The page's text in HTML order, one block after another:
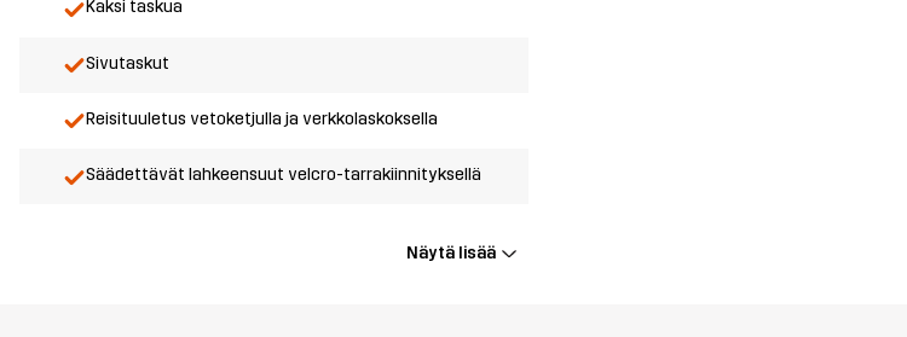
Kaksi taskua
Sivutaskut
Reisituuletus vetoketjulla ja verkkolaskoksella
Säädettävät lahkeensuut velcro-tarrakiinnityksellä
Näytä lisää